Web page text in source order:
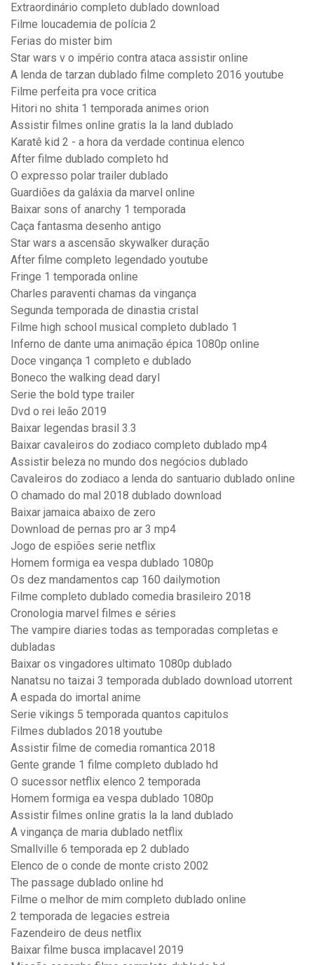
Extraordinário completo dublado download
Filme loucademia de polícia 2
Ferias do mister bim
Star wars v o império contra ataca assistir online
A lenda de tarzan dublado filme completo 2016 youtube
Filme perfeita pra voce critica
Hitori no shita 1 temporada animes orion
Assistir filmes online gratis la la land dublado
Karatê kid 2 - a hora da verdade continua elenco
After filme dublado completo hd
O expresso polar trailer dublado
Guardiões da galáxia da marvel online
Baixar sons of anarchy 1 temporada
Caça fantasma desenho antigo
Star wars a ascensão skywalker duração
After filme completo legendado youtube
Fringe 1 temporada online
Charles paraventi chamas da vingança
Segunda temporada de dinastia cristal
Filme high school musical completo dublado 1
Inferno de dante uma animação épica 1080p online
Doce vingança 1 completo e dublado
Boneco the walking dead daryl
Serie the bold type trailer
Dvd o rei leão 2019
Baixar legendas brasil 3.3
Baixar cavaleiros do zodiaco completo dublado mp4
Assistir beleza no mundo dos negócios dublado
Cavaleiros do zodiaco a lenda do santuario dublado online
O chamado do mal 2018 dublado download
Baixar jamaica abaixo de zero
Download de pernas pro ar 3 mp4
Jogo de espiões serie netflix
Homem formiga ea vespa dublado 1080p
Os dez mandamentos cap 160 dailymotion
Filme completo dublado comedia brasileiro 2018
Cronologia marvel filmes e séries
The vampire diaries todas as temporadas completas e
dubladas
Baixar os vingadores ultimato 1080p dublado
Nanatsu no taizai 3 temporada dublado download utorrent
A espada do imortal anime
Serie vikings 5 temporada quantos capitulos
Filmes dublados 2018 youtube
Assistir filme de comedia romantica 2018
Gente grande 1 filme completo dublado hd
O sucessor netflix elenco 2 temporada
Homem formiga ea vespa dublado 1080p
Assistir filmes online gratis la la land dublado
A vingança de maria dublado netflix
Smallville 6 temporada ep 2 dublado
Elenco de o conde de monte cristo 2002
The passage dublado online hd
Filme o melhor de mim completo dublado online
2 temporada de legacies estreia
Fazendeiro de deus netflix
Baixar filme busca implacavel 2019